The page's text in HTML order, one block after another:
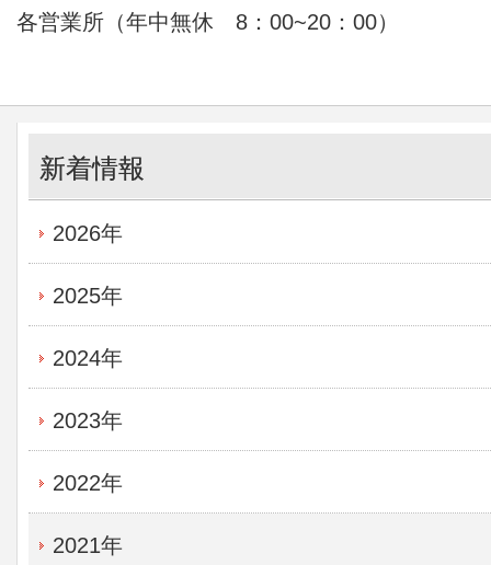
各営業所（年中無休 8：00~20：00）
新着情報
2026年
2025年
2024年
2023年
2022年
2021年